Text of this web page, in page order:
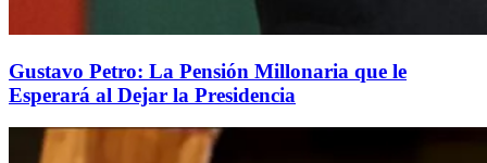
Gustavo Petro: La Pensión Millonaria que le
Esperará al Dejar la Presidencia